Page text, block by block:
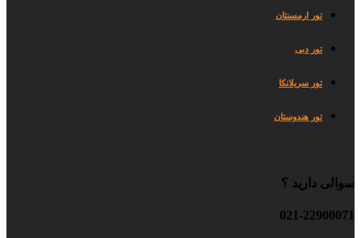
تور ارمسنتان
تور دبی
تور سریلانکا
تور هندوستان
سوالی دارید ؟
021-22900071